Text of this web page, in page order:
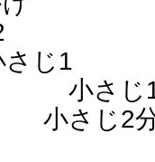
じ1
小さじ
さじ2分